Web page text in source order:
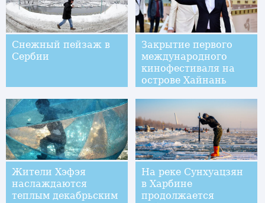
Снежный пейзаж в
Сербии
Закрытие первого
международного
кинофестиваля на
острове Хайнань
Жители Хэфэя
наслаждаются
теплым декабрьским
На реке Сунхуацзян
в Харбине
продолжается